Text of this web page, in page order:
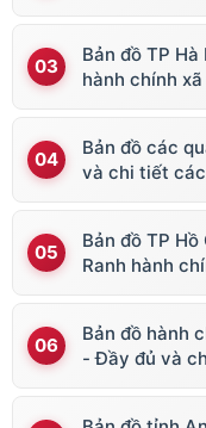
Bản đồ TP
hành chính
Bản đồ các
và chi tiết
Bản đồ TP
Ranh hành
Bản đồ hành
- Đầy đủ và